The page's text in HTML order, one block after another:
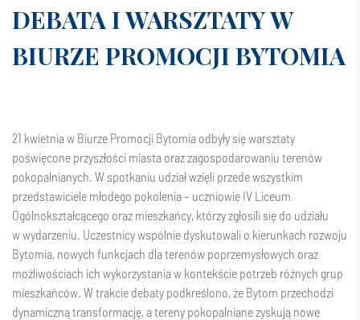
DEBATA I WARSZTATY W
BIURZE PROMOCJI BYTOMIA
21 kwietnia w Biurze Promocji Bytomia odbyły się warsztaty
poświęcone przyszłości miasta oraz zagospodarowaniu terenów
pokopalnianych. W spotkaniu udział wzięli przede wszystkim
przedstawiciele młodego pokolenia – uczniowie IV Liceum
Ogólnokształcącego oraz mieszkańcy, którzy zgłosili się do udziału
w wydarzeniu. Uczestnicy wspólnie dyskutowali o kierunkach rozwoju
Bytomia, nowych funkcjach dla terenów poprzemysłowych oraz
możliwościach ich wykorzystania w kontekście potrzeb różnych grup
mieszkańców. W trakcie debaty podkreślono, że Bytom przechodzi
dynamiczną transformację, a tereny pokopalniane zyskują nowe